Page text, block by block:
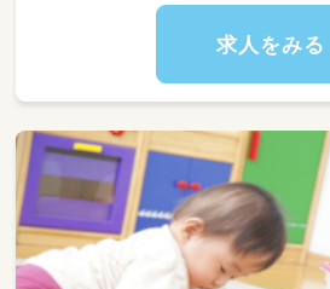
●ICT化で効率アップ！
負担の大きい事務作業は
保育の業務に専念できる
フォローし合う体制を整
なので、ピアノや制作物
先生たちも1人ひとりの
しょう！
≪入職にあたり使用でき
求人をみる